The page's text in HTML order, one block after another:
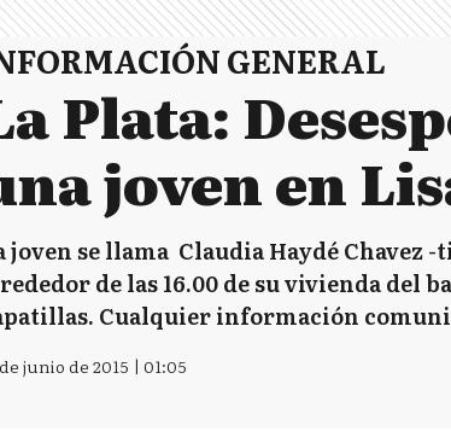
GENERAL
Plata:
joven en
joven se llama Claudia Haydé Chavez
de las 16.00 de su vivienda del
Cualquier información
de junio de 2015 | 01:05